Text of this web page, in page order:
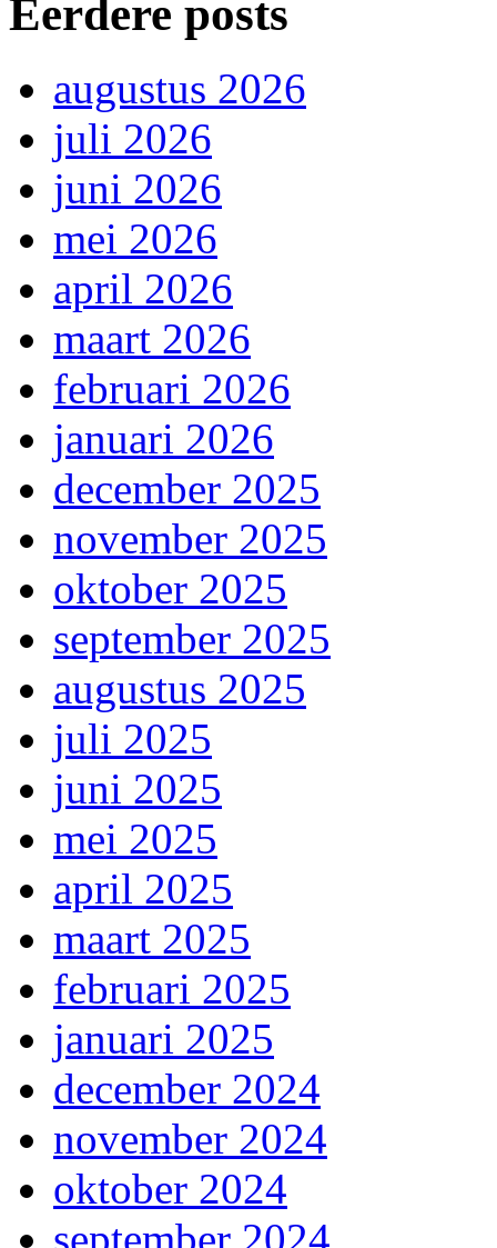
Eerdere posts
augustus 2026
juli 2026
juni 2026
mei 2026
april 2026
maart 2026
februari 2026
januari 2026
december 2025
november 2025
oktober 2025
september 2025
augustus 2025
juli 2025
juni 2025
mei 2025
april 2025
maart 2025
februari 2025
januari 2025
december 2024
november 2024
oktober 2024
september 2024